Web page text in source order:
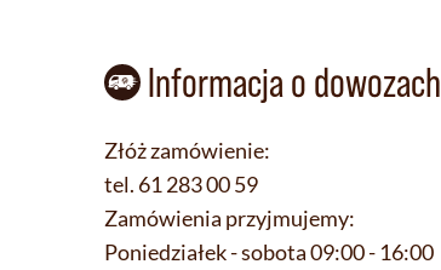
Informacja o dowozach
Złóż zamówienie:
tel. 61 283 00 59
Zamówienia przyjmujemy:
Poniedziałek - sobota 09:00 - 16:00